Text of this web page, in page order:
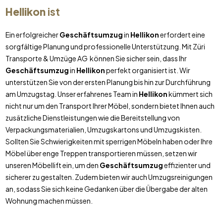
Hellikonist
Ein erfolgreicherGeschäftsumzugin Hellikonerfordert eine
sorgfältige Planung und professionelle Unterstützung. Mit Züri
Transporte & Umzüge AG können Sie sicher sein, dass Ihr
Geschäftsumzugin Hellikonperfekt organisiert ist. Wir
unterstützen Sie von der ersten Planung bis hin zur Durchführung
am Umzugstag. Unser erfahrenes Team in Hellikonkümmert sich
nicht nur um den Transport Ihrer Möbel, sondern bietet Ihnen auch
zusätzliche Dienstleistungen wie die Bereitstellung von
Verpackungsmaterialien, Umzugskartons und Umzugskisten.
Sollten Sie Schwierigkeiten mit sperrigen Möbeln haben oder Ihre
Möbel über enge Treppen transportieren müssen, setzen wir
unseren Möbellift ein, um den Geschäftsumzugeffizienter und
sicherer zu gestalten. Zudem bieten wir auch Umzugsreinigungen
an, sodass Sie sich keine Gedanken über die Übergabe der alten
Wohnung machen müssen.